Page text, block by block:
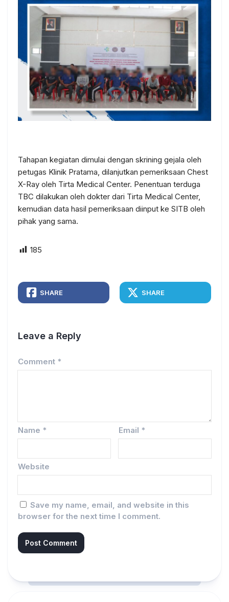
Tahapan kegiatan dimulai dengan skrining gejala oleh
petugas Klinik Pratama, dilanjutkan pemeriksaan Chest
X-Ray oleh Tirta Medical Center. Penentuan terduga
TBC dilakukan oleh dokter dari Tirta Medical Center,
kemudian data hasil pemeriksaan diinput ke SITB oleh
pihak yang sama.
185
SHARE SHARE
Leave a Reply
Comment *
Name * Email *
Website
Save my name, email, and website in this
browser for the next time I comment.